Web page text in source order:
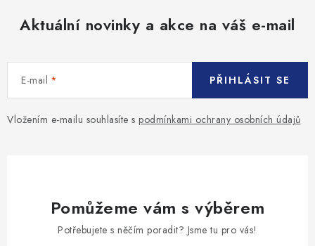
Aktuální novinky a akce na váš e-mail
E-mail
Vložením e-mailu souhlasíte s podmínkami ochrany osobních údajů
PŘIHLÁSIT SE
Pomůžeme vám s výběrem
Potřebujete s něčím poradit? Jsme tu pro vás!